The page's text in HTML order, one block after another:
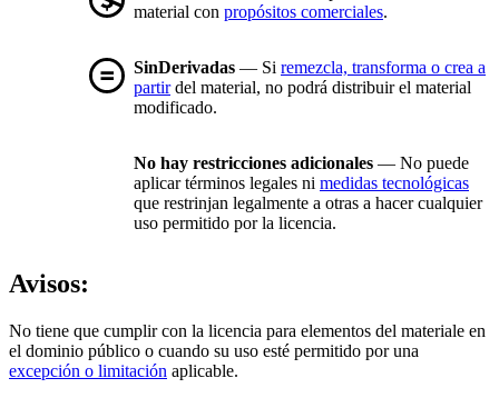
material con propósitos comerciales.
SinDerivadas — Si remezcla, transforma o crea a
partirdel material, no podrá distribuir el material
modificado.
No hay restricciones adicionales — No puede
aplicar términos legales ni medidas tecnológicas
que restrinjan legalmente a otras a hacer cualquier
uso permitido por la licencia.
Avisos:
No tiene que cumplir con la licencia para elementos del materiale en
el dominio público o cuando su uso esté permitido por una
excepción o limitación aplicable.